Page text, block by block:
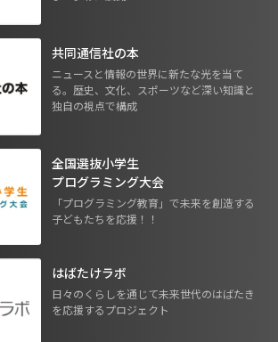
共同通信社の本
ニュースと情報の世界に新たな光を当て
る。歴史、文化、スポーツなど深い知識と
独自の視点で構成
全国選抜小学生
プログラミング大会
「プログラミング教育」で未来を創造する
子どもたちを応援！！
はばたけラボ
日々のくらしを通じて未来世代のはばたき
を応援するプロジェクト